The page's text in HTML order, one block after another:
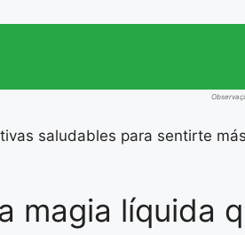
saludables para sentirte
magia líquida